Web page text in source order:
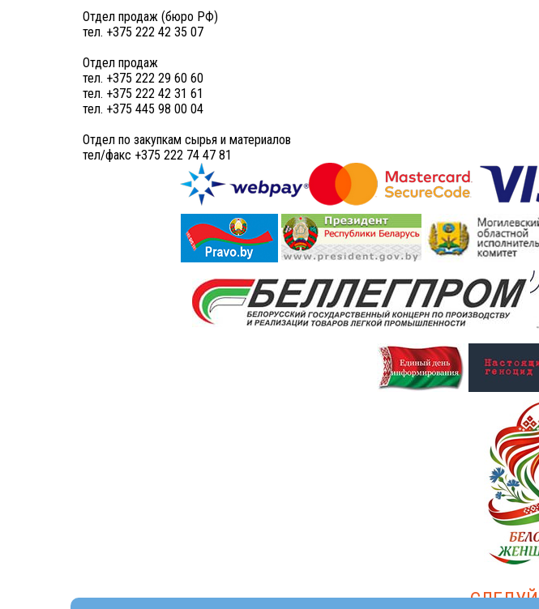
Отдел продаж (бюро РФ)
тел. +375 222 42 35 07
Отдел продаж
тел. +375 222 29 60 60
тел. +375 222 42 31 61
тел. +375 445 98 00 04
Отдел по закупкам сырья и материалов
тел/факс +375 222 74 47 81